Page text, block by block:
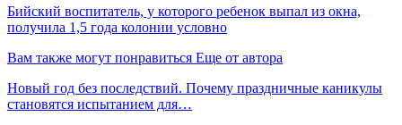
Бийский воспитатель, у которого ребенок выпал из окна,
получила 1,5 года колонии условно
Вам также могут понравиться Еще от автора
Новый год без последствий. Почему праздничные каникулы
становятся испытанием для…